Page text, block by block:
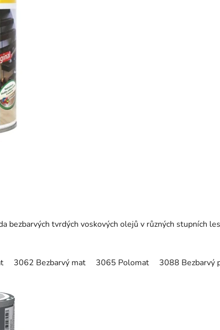
bezbarvých tvrdých voskových olejů v různých stupních
3062 Bezbarvý mat 3065 Polomat 3088 Bezbarvý